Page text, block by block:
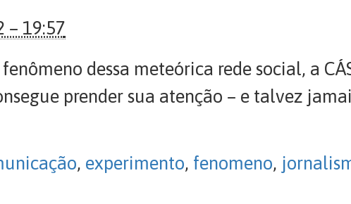
– 19:57
dessa meteórica rede social, a
prender sua atenção – e talvez
, experimento, fenomeno,